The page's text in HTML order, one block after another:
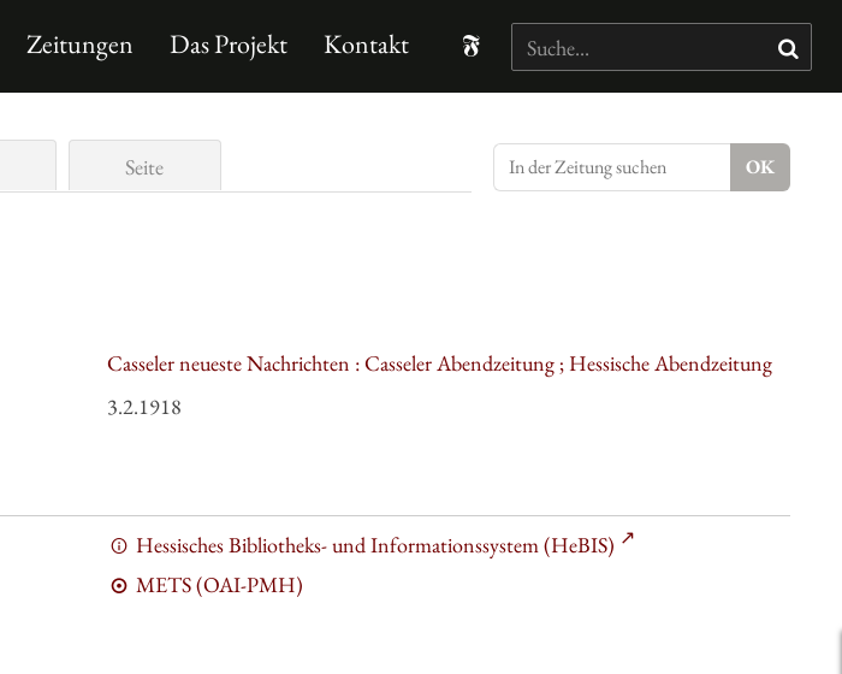
Zeitungen Das Projekt Kontakt
Seite
Casseler neueste Nachrichten : Casseler Abendzeitung ; Hessische Abendzeitung
3.2.1918
Hessisches Bibliotheks- und Informationssystem (HeBIS)
METS (OAI-PMH)